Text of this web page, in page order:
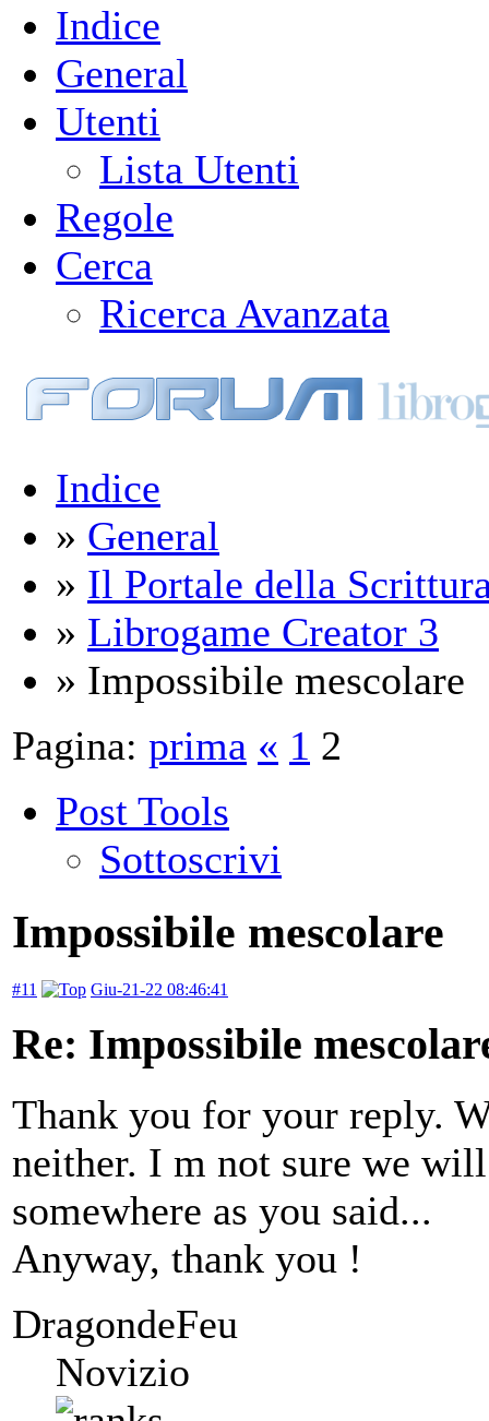
Indice
General
Utenti
Lista Utenti
Regole
Cerca
Ricerca Avanzata
Indice
» General
» Il Portale della
» Librogame Creator 3
» Impossibile mescolare
Pagina: prima « 1 2
Post Tools
Sottoscrivi
Impossibile mescolare
#11 Giu-21-22 08:46:41
Re: Impossibile
Thank you for your reply.
neither. I m not sure we
somewhere as you said...
Anyway, thank you !
DragondeFeu
Novizio